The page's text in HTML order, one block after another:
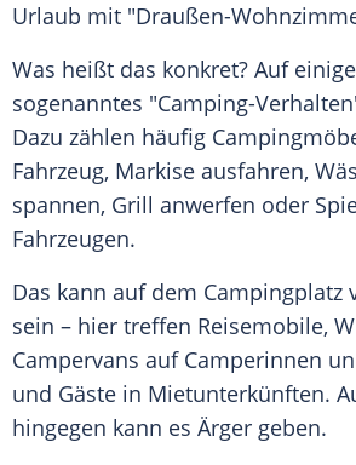
Urlaub mit "Draußen-
Was heißt das konkret? Auf
sogenanntes "Camping-
Dazu zählen häufig
Fahrzeug, Markise ausfahren,
spannen, Grill anwerfen oder
Fahrzeugen.
Das kann auf dem Campingplatz
sein – hier treffen Reisemobile,
Campervans auf Camperinnen
und Gäste in Mietunterkünften.
hingegen kann es Ärger geben.